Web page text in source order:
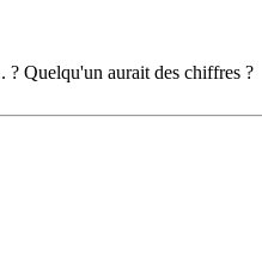
? Quelqu'un aurait des chiffres ?